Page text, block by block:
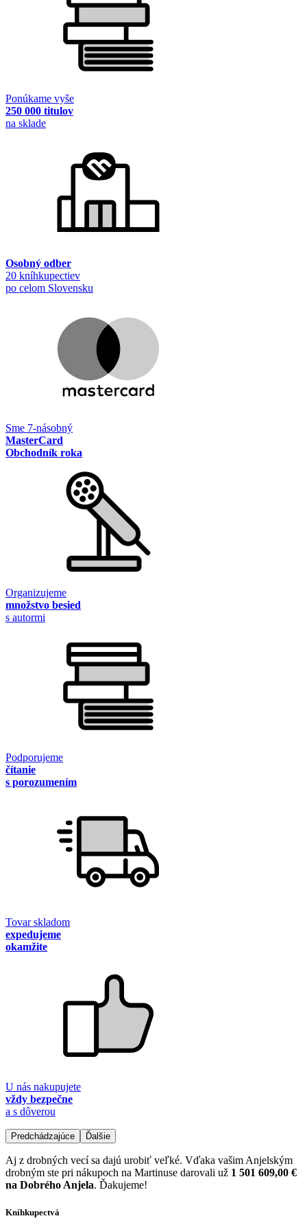
Ponúkame vyše
250 000 titulov
na sklade
Osobný odber
20 kníhkupectiev
po celom Slovensku
Sme 7-násobný
MasterCard
Obchodník roka
Organizujeme
množstvo besied
s autormi
Podporujeme
čítanie
s porozumením
Tovar skladom
expedujeme
okamžite
U nás nakupujete
vždy bezpečne
a s dôverou
Predchádzajúce Ďalšie
Aj z drobných vecí sa dajú urobiť veľké. Vďaka vašim Anjelským
drobným ste pri nákupoch na Martinuse darovali už 1 501 609,00 €
na Dobrého Anjela. Ďakujeme!
Kníhkupectvá